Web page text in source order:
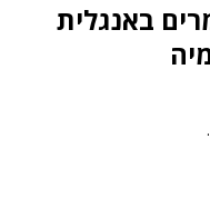
באנגלית
.